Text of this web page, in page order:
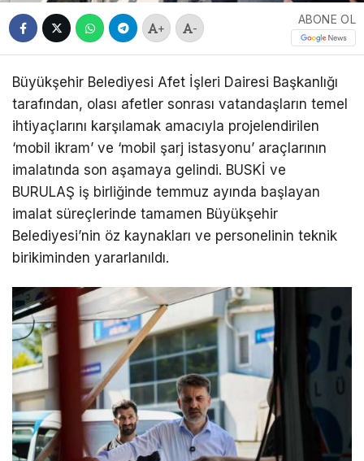
+ -
ABONE OL
Büyükşehir Belediyesi Afet İşleri Dairesi Başkanlığı
tarafından, olası afetler sonrası vatandaşların temel
ihtiyaçlarını karşılamak amacıyla projelendirilen
‘mobil ikram’ ve ‘mobil şarj istasyonu’ araçlarının
imalatında son aşamaya gelindi. BUSKİ ve
BURULAŞ iş birliğinde temmuz ayında başlayan
imalat süreçlerinde tamamen Büyükşehir
Belediyesi’nin öz kaynakları ve personelinin teknik
birikiminden yararlanıldı.